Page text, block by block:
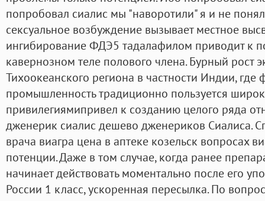
попробовал сиалис мы "наворотили" я и не
сексуальное возбуждение вызывает местное
ингибирование ФДЭ5 тадалафилом приводит к
кавернозном теле полового члена. Бурный рост
Тихоокеанского региона в частности Индии, где
промышленность традиционно пользуется
привилегиямипривел к созданию целого ряда
дженерик сиалис дешево дженериков Сиалиса.
врача виагра цена в аптеке козельск вопросах
потенции. Даже в том случае, когда ранее
начинает действовать моментально после его
России 1 класс, ускоренная пересылка. По